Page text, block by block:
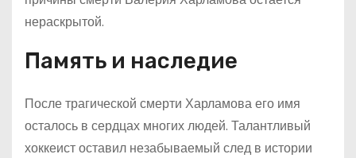
нераскрытой.
Память и наследие
После трагической смерти Харламова его имя
осталось в сердцах многих людей. Талантливый
хоккеист оставил незабываемый след в истории